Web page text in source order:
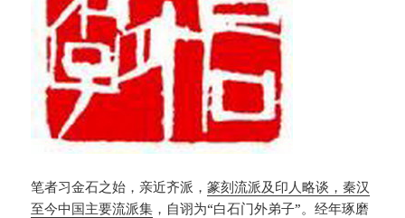
笔者习金石之始，亲近齐派，篆刻流派及印人略谈，秦汉
至今中国主要流派集 ，自诩为“白石门外弟子”。经年琢磨